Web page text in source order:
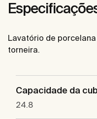
Lavatório de
torneira.
Capacidade da
24.8